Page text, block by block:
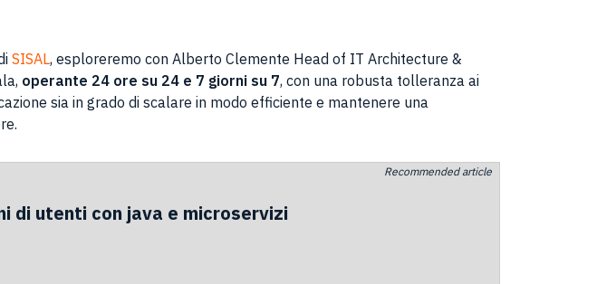
SISAL, esploreremo con Alberto Clemente Head of IT Architecture &
operante 24 ore su 24 e 7 giorni su 7, con una robusta tolleranza ai
sia in grado di scalare in modo efficiente e mantenere una
Recommended article
di utenti con java e microservizi